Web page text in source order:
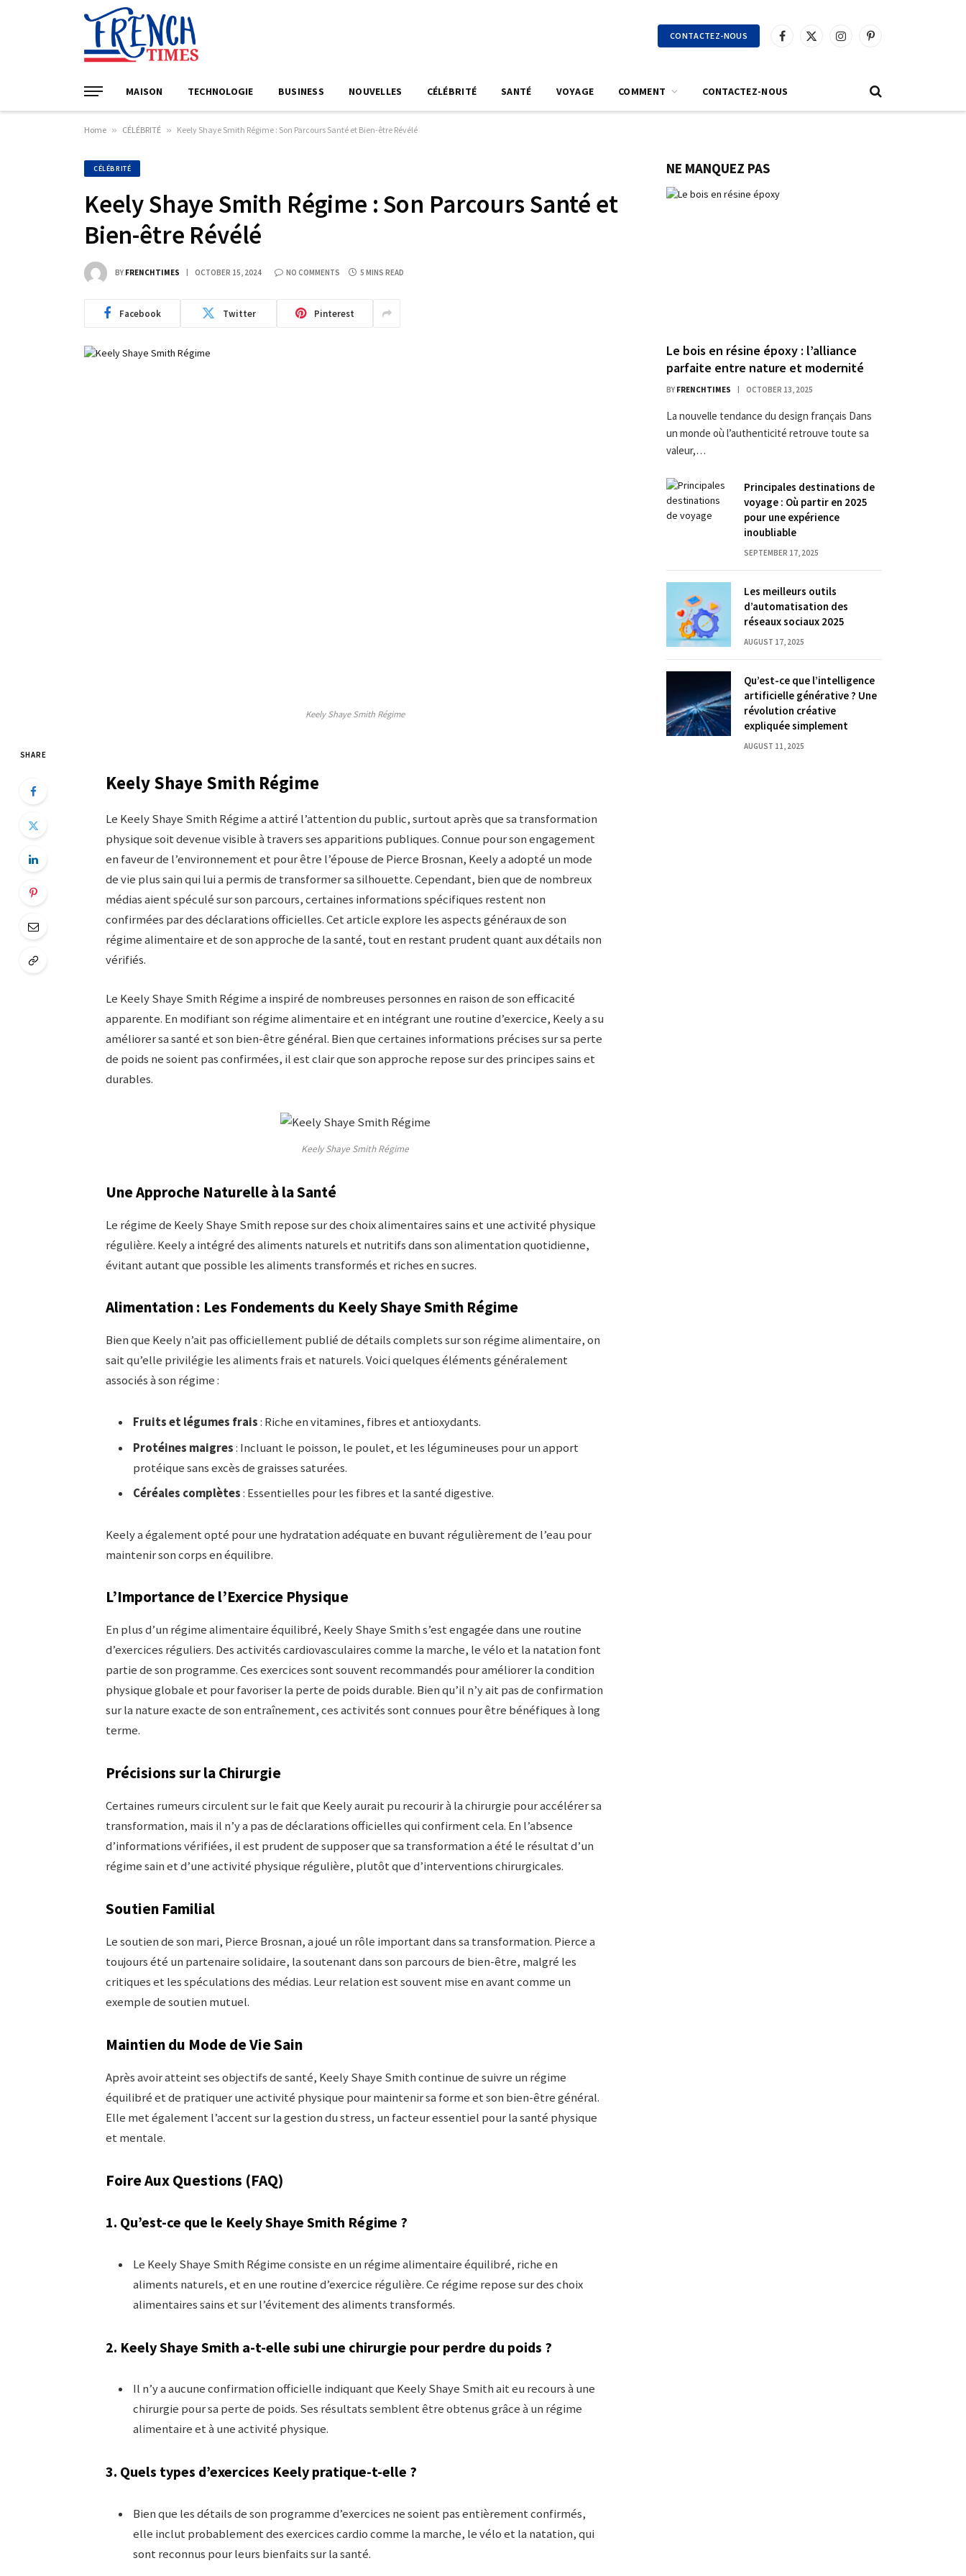
CONTACTEZ-NOUS Facebook
X
InstagramPinterest
MAISON TECHNOLOGIE BUSINESS NOUVELLES CÉLÉBRITÉ SANTÉ VOYAGE COMMENT CONTACTEZ-NOUS
Home » CÉLÉBRITÉ » Keely Shaye Smith Régime : Son Parcours Santé et Bien-être Révélé
CÉLÉBRITÉ
Keely Shaye Smith Régime : Son Parcours Santé et
Bien-être Révélé
BY FRENCHTIMES OCTOBER 15, 2024 NO COMMENTS 5 MINS READ
Facebook Twitter Pinterest
Keely Shaye Smith Régime
SHARE
Keely Shaye Smith Régime
Le Keely Shaye Smith Régime a attiré l’attention du public, surtout après que sa transformation
physique soit devenue visible à travers ses apparitions publiques. Connue pour son engagement
en faveur de l’environnement et pour être l’épouse de Pierce Brosnan, Keely a adopté un mode
de vie plus sain qui lui a permis de transformer sa silhouette. Cependant, bien que de nombreux
médias aient spéculé sur son parcours, certaines informations spécifiques restent non
confirmées par des déclarations officielles. Cet article explore les aspects généraux de son
régime alimentaire et de son approche de la santé, tout en restant prudent quant aux détails non
vérifiés.
Le Keely Shaye Smith Régime a inspiré de nombreuses personnes en raison de son efficacité
apparente. En modifiant son régime alimentaire et en intégrant une routine d’exercice, Keely a su
améliorer sa santé et son bien-être général. Bien que certaines informations précises sur sa perte
de poids ne soient pas confirmées, il est clair que son approche repose sur des principes sains et
durables.
Keely Shaye Smith Régime
Une Approche Naturelle à la Santé
Le régime de Keely Shaye Smith repose sur des choix alimentaires sains et une activité physique
régulière. Keely a intégré des aliments naturels et nutritifs dans son alimentation quotidienne,
évitant autant que possible les aliments transformés et riches en sucres.
Alimentation : Les Fondements du Keely Shaye Smith Régime
Bien que Keely n’ait pas officiellement publié de détails complets sur son régime alimentaire, on
sait qu’elle privilégie les aliments frais et naturels. Voici quelques éléments généralement
associés à son régime :
Fruits et légumes frais: Riche en vitamines, fibres et antioxydants.
Protéines maigres: Incluant le poisson, le poulet, et les légumineuses pour un apport
protéique sans excès de graisses saturées.
Céréales complètes: Essentielles pour les fibres et la santé digestive.
Keely a également opté pour une hydratation adéquate en buvant régulièrement de l’eau pour
maintenir son corps en équilibre.
L’Importance de l’Exercice Physique
En plus d’un régime alimentaire équilibré, Keely Shaye Smith s’est engagée dans une routine
d’exercices réguliers. Des activités cardiovasculaires comme la marche, le vélo et la natation font
partie de son programme. Ces exercices sont souvent recommandés pour améliorer la condition
physique globale et pour favoriser la perte de poids durable. Bien qu’il n’y ait pas de confirmation
sur la nature exacte de son entraînement, ces activités sont connues pour être bénéfiques à long
terme.
Précisions sur la Chirurgie
Certaines rumeurs circulent sur le fait que Keely aurait pu recourir à la chirurgie pour accélérer sa
transformation, mais il n’y a pas de déclarations officielles qui confirment cela. En l’absence
d’informations vérifiées, il est prudent de supposer que sa transformation a été le résultat d’un
régime sain et d’une activité physique régulière, plutôt que d’interventions chirurgicales.
Soutien Familial
Le soutien de son mari, Pierce Brosnan, a joué un rôle important dans sa transformation. Pierce a
toujours été un partenaire solidaire, la soutenant dans son parcours de bien-être, malgré les
critiques et les spéculations des médias. Leur relation est souvent mise en avant comme un
exemple de soutien mutuel.
Maintien du Mode de Vie Sain
Après avoir atteint ses objectifs de santé, Keely Shaye Smith continue de suivre un régime
équilibré et de pratiquer une activité physique pour maintenir sa forme et son bien-être général.
Elle met également l’accent sur la gestion du stress, un facteur essentiel pour la santé physique
et mentale.
Foire Aux Questions (FAQ)
1. Qu’est-ce que le Keely Shaye Smith Régime ?
Le Keely Shaye Smith Régime consiste en un régime alimentaire équilibré, riche en
aliments naturels, et en une routine d’exercice régulière. Ce régime repose sur des choix
alimentaires sains et sur l’évitement des aliments transformés.
2. Keely Shaye Smith a-t-elle subi une chirurgie pour perdre du poids ?
Il n’y a aucune confirmation officielle indiquant que Keely Shaye Smith ait eu recours à une
chirurgie pour sa perte de poids. Ses résultats semblent être obtenus grâce à un régime
alimentaire et à une activité physique.
3. Quels types d’exercices Keely pratique-t-elle ?
Bien que les détails de son programme d’exercices ne soient pas entièrement confirmés,
elle inclut probablement des exercices cardio comme la marche, le vélo et la natation, qui
sont reconnus pour leurs bienfaits sur la santé.
NE MANQUEZ PAS
Le bois en résine époxy : l’alliance
parfaite entre nature et modernité
BY FRENCHTIMES OCTOBER 13, 2025
La nouvelle tendance du design français Dans
un monde où l’authenticité retrouve toute sa
valeur,…
Principales destinations de
voyage : Où partir en 2025
pour une expérience
inoubliable
SEPTEMBER 17, 2025
Les meilleurs outils
d’automatisation des
réseaux sociaux 2025
AUGUST 17, 2025
Qu’est-ce que l’intelligence
artificielle générative ? Une
révolution créative
expliquée simplement
AUGUST 11, 2025